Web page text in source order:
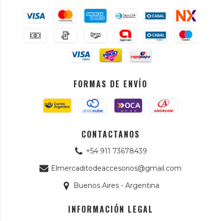
FORMAS DE ENVÍO
CONTACTANOS
+54 911 73678439
Elmercaditodeaccesorios@gmail.com
Buenos Aires - Argentina
INFORMACIÓN LEGAL